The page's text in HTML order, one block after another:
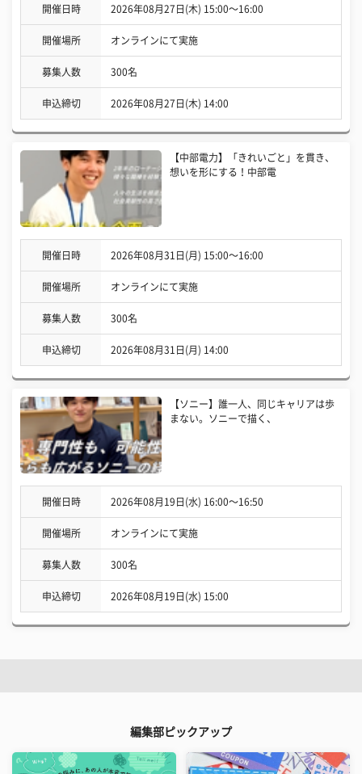
開催日時 2026年08月27日(木) 15:00〜16:00
開催場所 オンラインにて実施
募集人数 300名
申込締切 2026年08月27日(木) 14:00
【中部電力】「きれいごと」を貫き、
想いを形にする！中部電
開催日時 2026年08月31日(月) 15:00〜16:00
開催場所 オンラインにて実施
募集人数 300名
申込締切 2026年08月31日(月) 14:00
【ソニー】誰一人、同じキャリアは歩
まない。ソニーで描く、
開催日時 2026年08月19日(水) 16:00〜16:50
開催場所 オンラインにて実施
募集人数 300名
申込締切 2026年08月19日(水) 15:00
編集部ピックアップ